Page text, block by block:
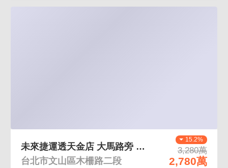
15.2%
3,280萬
2,780萬
未來捷運透天金店 大馬路旁 透天店面好運用
台北市文山區木柵路二段